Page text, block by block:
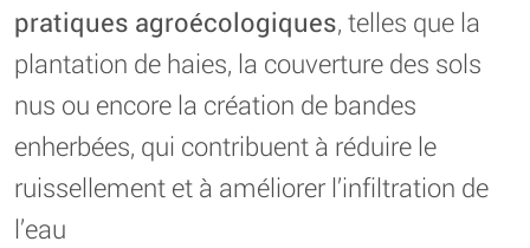
pratiques agroécologiques, telles que la
plantation de haies, la couverture des sols
nus ou encore la création de bandes
enherbées, qui contribuent à réduire le
ruissellement et à améliorer l’infiltration de
l’eau